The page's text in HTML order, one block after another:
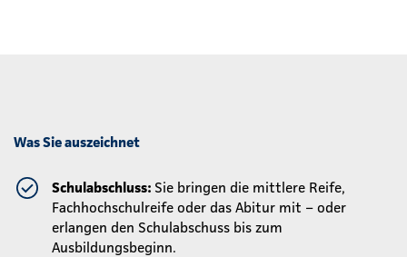
Was Sie auszeichnet
Schulabschluss: Sie bringen die mittlere Reife,
Fachhochschulreife oder das Abitur mit – oder
erlangen den Schulabschuss bis zum
Ausbildungsbeginn.